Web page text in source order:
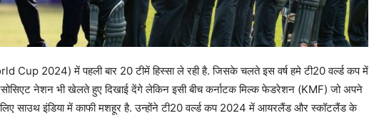
Cup 2024) में पहली बार 20 टीमें हिस्सा ले रही है. जिसके चलते इस वर्ष हमे टी20 वर्ल्ड कप में
नेशन भी खेलते हुए दिखाई देंगे लेकिन इसी बीच कर्नाटक मिल्क फेडरेशन (KMF) जो अपने
साउथ इंडिया में काफी मशहूर है. उन्होंने टी20 वर्ल्ड कप 2024 में आयरलैंड और स्कॉटलैंड के